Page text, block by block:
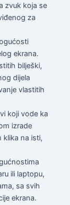
zvuk koja se
za
ekrana.
bilješki,
dijela
vlastitih
koji vode ka
izrade
klika na isti,
ili laptopu,
sa svih
ekrana.